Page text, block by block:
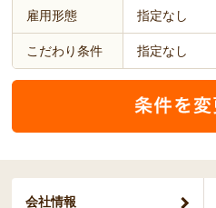
雇用形態 指定なし
こだわり条件 指定なし
会社情報